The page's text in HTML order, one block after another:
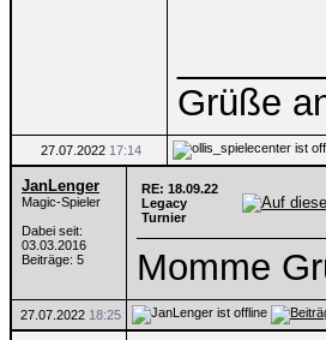
Grüße
27.07.2022 17:14
JanLenger
Magic-Spieler
Dabei seit:
03.03.2016
Beiträge: 5
RE: 18.09.22
Legacy
Turnier
Momme
27.07.2022 18:25